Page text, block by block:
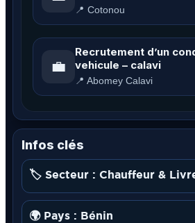
📍 Cotonou
💼
Recrutement d’un
vehicule – calavi
📍 Abomey Calavi
Infos clés
🏷️ Secteur : Chauffeur &
🌍 Pays : Bénin